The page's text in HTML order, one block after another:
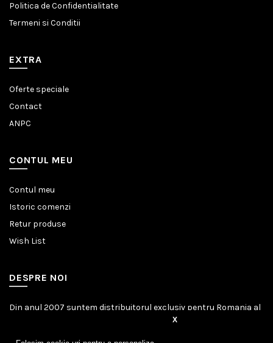
X
Politica de Confidentialitate
Termeni si Conditii
EXTRA
Oferte speciale
Contact
ANPC
CONTUL MEU
Contul meu
Istoric comenzi
Retur produse
Wish List
DESPRE NOI
Din anul 2007 suntem distribuitorul exclusiv pentru Romania al